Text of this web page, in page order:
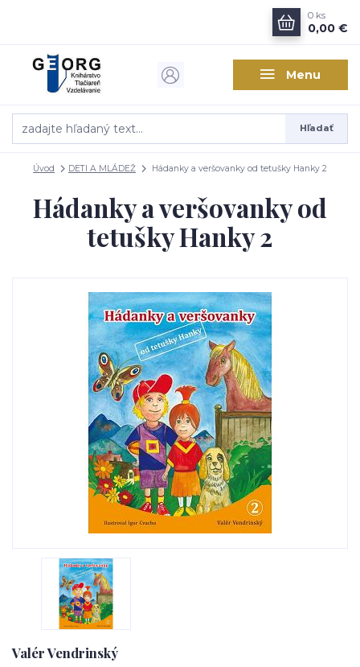
Menu
Hľadať
0 ks
0,00 €
Úvod DETI A MLÁDEŽ Hádanky a veršovanky od tetušky Hanky 2
Hádanky a veršovanky od
tetušky Hanky 2
Valér Vendrinský